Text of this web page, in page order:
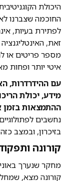
היכולת
החוכמה שצברנו
לפתירת בעיות,
זאת,
מספר פריטים או
איטי יותר ופחות
עם ההידרדרות,
מידע, יכולת
ההתמצאות בזמן
נחשבים
בזיכרון, ובמצב
קורונה
מחקר שנערך